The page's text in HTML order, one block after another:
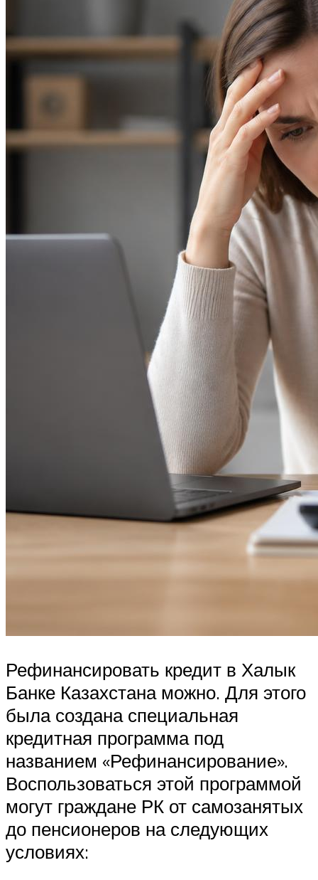
Рефинансировать кредит в Халык
Банке Казахстана можно. Для этого
была создана специальная
кредитная программа под
названием «Рефинансирование».
Воспользоваться этой программой
могут граждане РК от самозанятых
до пенсионеров на следующих
условиях: